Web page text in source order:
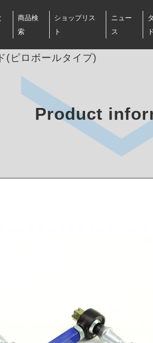
商品検
索
ショップリス
ト
ニュー
ス
ド
(ピロボールタイプ)
Product